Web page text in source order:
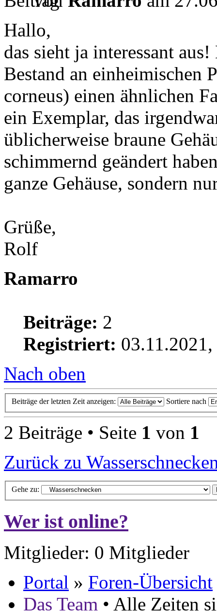
Hallo,
das sieht ja interessant
Bestand an einheimischen
corneus) einen ähnlichen
ein Exemplar, das
üblicherweise braune
schimmernd geändert
ganze Gehäuse, sondern
Grüße,
Rolf
Ramarro
Beiträge: 2
Registriert:
Nach oben
Beiträge der letzten Zeit anzeigen: Sortiere nach
2 Beiträge • Seite 1 von 1
Zurück zu
Gehe zu:
Wer ist online?
Mitglieder: 0 Mitglieder
Portal » Foren-Übersicht
Das Team • Alle Zeiten